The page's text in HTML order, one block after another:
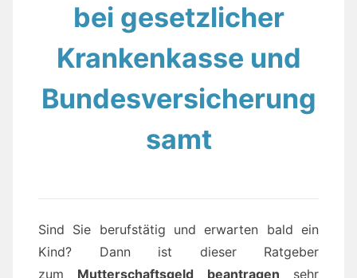
bei gesetzlicher
Krankenkasse und
Bundesversicherung
samt
Sind Sie berufstätig und erwarten bald ein
Kind? Dann ist dieser Ratgeber
zum Mutterschaftsgeld beantragen sehr